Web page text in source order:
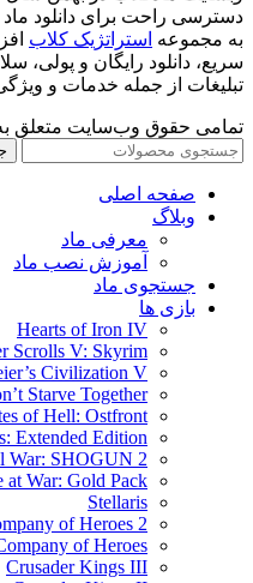
دسترسی راحت برای دانلود
به مجموعه استراتژیک کلاب
سریع، دانلود رایگان و پولی،
تبلیغات از جمله خدمات و
تمامی حقوق وب‌سایت متعلق
صفحه اصلی
وبلاگ
معرفی ماد
آموزش نصب ماد
جستجوی ماد
بازی ها
Hearts of Iron IV
Scrolls V: Skyrim
Civilization V
Starve Together
of Hell: Ostfront
Extended Edition
War: SHOGUN 2
War: Gold Pack
Stellaris
of Heroes 2
of Heroes
Crusader Kings III